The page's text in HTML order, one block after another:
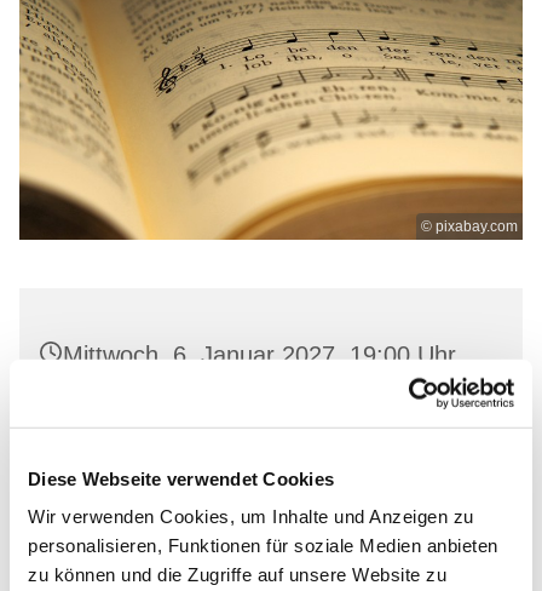
Diese Webseite verwendet Cookies
Wir verwenden Cookies, um Inhalte und Anzeigen zu
personalisieren, Funktionen für soziale Medien anbieten
zu können und die Zugriffe auf unsere Website zu
© pixabay.com
Mittwoch, 6. Januar 2027, 19:00 Uhr